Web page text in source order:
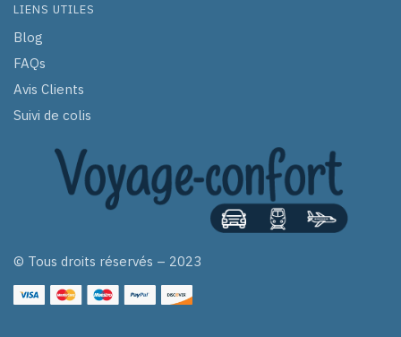
LIENS UTILES
Blog
FAQs
Avis Clients
Suivi de colis
© Tous droits réservés – 2023